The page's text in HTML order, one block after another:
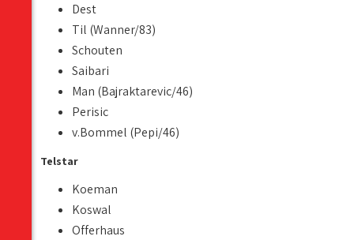
Dest
Til (Wanner/83)
Schouten
Saibari
Man (Bajraktarevic/46)
Perisic
v.Bommel (Pepi/46)
Telstar
Koeman
Koswal
Offerhaus